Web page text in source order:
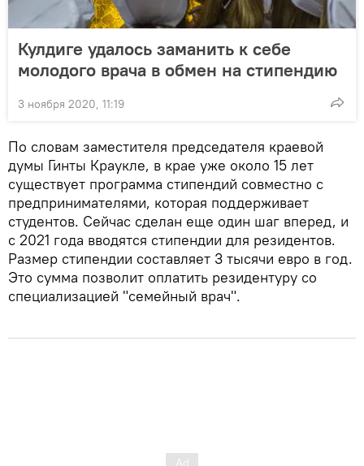
Кулдиге удалось заманить к себе
молодого врача в обмен на стипендию
3 ноября 2020, 11:19
По словам заместителя председателя краевой
думы Гинты Краукле, в крае уже около 15 лет
существует программа стипендий совместно с
предпринимателями, которая поддерживает
студентов. Сейчас сделан еще один шаг вперед, и
с 2021 года вводятся стипендии для резидентов.
Размер стипендии составляет 3 тысячи евро в год.
Это сумма позволит оплатить резидентуру со
специализацией "семейный врач".